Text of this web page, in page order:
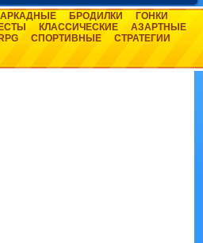
АРКАДНЫЕ БРОДИЛКИ
ГОНКИ
КЛАССИЧЕСКИЕ
АЗАРТНЫЕ
RPG СПОРТИВНЫЕ
СТРАТЕГИИ